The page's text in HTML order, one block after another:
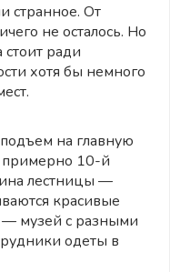
странное. От
не осталось. Но
ради
хотя бы немного
на главную
примерно 10-й
лестницы —
красивые
— музей с разными
одеты в